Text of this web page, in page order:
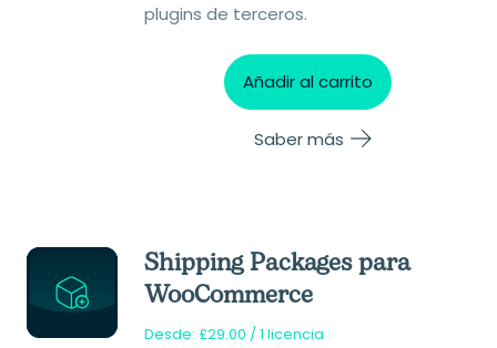
plugins de terceros.
Añadir al carrito
Saber más
Shipping Packages para
WooCommerce
Desde: £29.00 / 1 licencia